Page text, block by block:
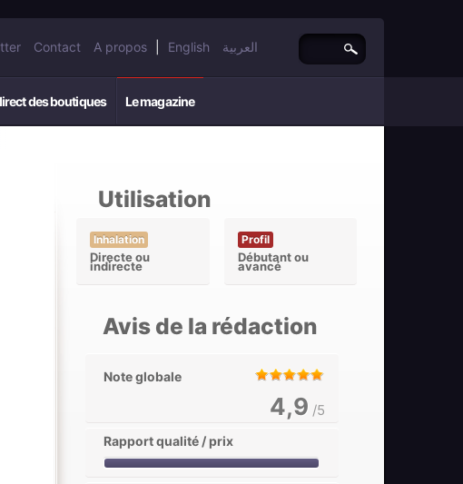
Contact A propos English العربية
des boutiques Le magazine
Utilisation
Inhalation
Directe ou
indirecte
Profil
Débutant ou
avancé
Avis de la rédaction
Note globale
4,9 /5
Rapport qualité / prix